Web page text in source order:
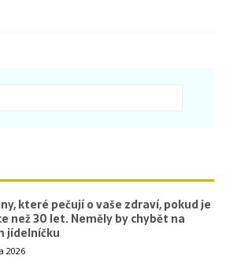
které pečují o vaše zdraví, pokud je
než 30 let. Neměly by chybět na
jídelníčku
2026